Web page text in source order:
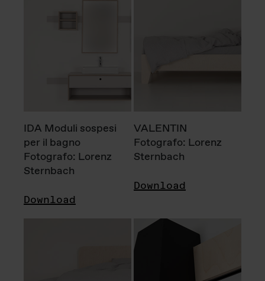
IDA Moduli sospesi
per il bagno
Fotografo: Lorenz
Sternbach
Download
VALENTIN
Fotografo: Lorenz
Sternbach
Download